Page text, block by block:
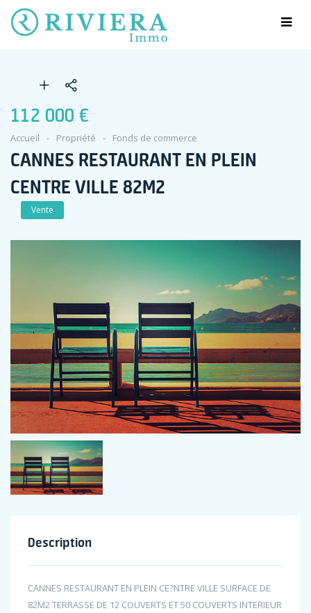
112 000 €
Accueil Propriété Fonds de commerce
CANNES RESTAURANT EN PLEIN
CENTRE VILLE 82M2
Vente
Description
CANNES RESTAURANT EN PLEIN CE?NTRE VILLE SURFACE DE
82M2 TERRASSE DE 12 COUVERTS ET 50 COUVERTS INTERIEUR